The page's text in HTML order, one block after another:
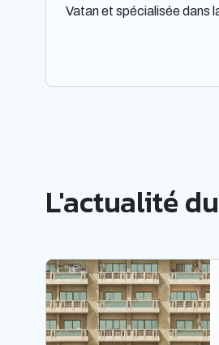
Vatan et spécialisée dans
piscines. Elle est
limitée à associé unique.
faire et une expertise
L'actualité